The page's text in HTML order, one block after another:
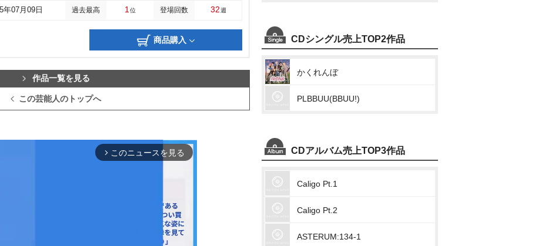
年07月09日 過去最高 1 位 登場回数 32週
商品購入
作品一覧を見る
この芸能人のトップへ
arrow_forward_ios このニュースを見る
CDシングル売上TOP2作品
かくれんぼ
PLBBUU(BBUU!)
CDアルバム売上TOP3作品
Caligo Pt.1
Caligo Pt.2
ASTERUM:134-1